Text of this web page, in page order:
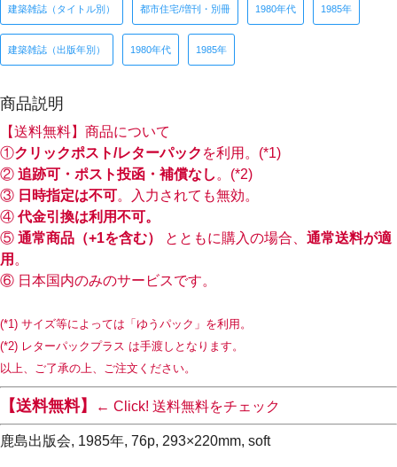
建築雑誌（タイトル別） 都市住宅/増刊・別冊 1980年代 1985年
建築雑誌（出版年別） 1980年代 1985年
商品説明
【送料無料】商品について
①クリックポスト/レターパック を利用。(*1)
② 追跡可・ポスト投函・補償なし 。(*2)
③ 日時指定は不可。入力されても無効。
④代金引換は利用不可。
⑤ 通常商品（+1を含む） とともに購入の場合、 通常送料が適
用 。
⑥ 日本国内のみのサービスです。
(*1) サイズ等によっては「ゆうパック」を利用。
(*2) レターパックプラス は手渡しとなります。
以上、ご了承の上、ご注文ください。
【送料無料】 ← Click! 送料無料をチェック
鹿島出版会, 1985年, 76p, 293×220mm, soft